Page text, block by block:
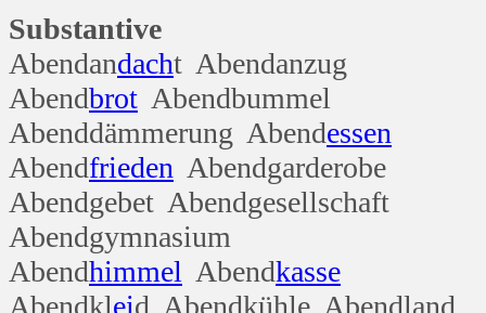
Substantive
Abendandacht Abendanzug
Abendbrot Abendbummel
Abenddämmerung Abendessen
Abendfrieden Abendgarderobe
Abendgebet Abendgesellschaft
Abendgymnasium
Abendhimmel Abendkasse
Abendkleid Abendkühle Abendland